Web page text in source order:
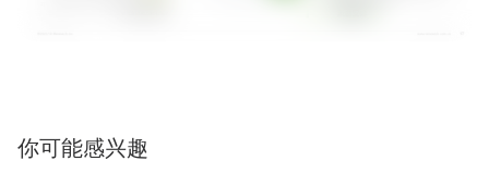
你可能感兴趣